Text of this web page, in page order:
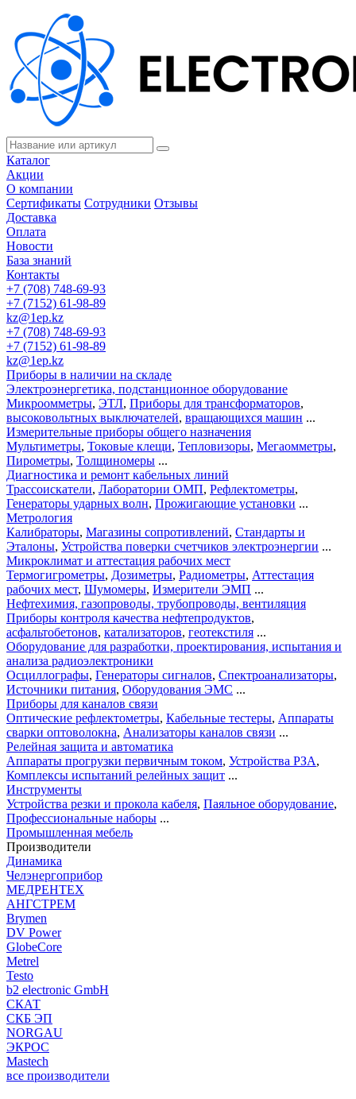
Каталог
Акции
О компании
Сертификаты Сотрудники Отзывы
Доставка
Оплата
Новости
База знаний
Контакты
+7 (708) 748-69-93
+7 (7152) 61-98-89
kz@1ep.kz
+7 (708) 748-69-93
+7 (7152) 61-98-89
kz@1ep.kz
Приборы в наличии на складе
Электроэнергетика, подстанционное оборудование
Микроомметры, ЭТЛ, Приборы для трансформаторов,
высоковольтных выключателей, вращающихся машин ...
Измерительные приборы общего назначения
Мультиметры, Токовые клещи, Тепловизоры, Мегаомметры,
Пирометры, Толщиномеры ...
Диагностика и ремонт кабельных линий
Трассоискатели, Лаборатории ОМП, Рефлектометры,
Генераторы ударных волн, Прожигающие установки ...
Метрология
Калибраторы, Магазины сопротивлений, Стандарты и
Эталоны, Устройства поверки счетчиков электроэнергии ...
Микроклимат и аттестация рабочих мест
Термогигрометры, Дозиметры, Радиометры, Аттестация
рабочих мест, Шумомеры, Измерители ЭМП ...
Нефтехимия, газопроводы, трубопроводы, вентиляция
Приборы контроля качества нефтепродуктов,
асфальтобетонов, катализаторов, геотекстиля ...
Оборудование для разработки, проектирования, испытания и
анализа радиоэлектроники
Осциллографы, Генераторы сигналов, Спектроанализаторы,
Источники питания, Оборудования ЭМС ...
Приборы для каналов связи
Оптические рефлектометры, Кабельные тестеры, Аппараты
сварки оптоволокна, Анализаторы каналов связи ...
Релейная защита и автоматика
Аппараты прогрузки первичным током, Устройства РЗА,
Комплексы испытаний релейных защит ...
Инструменты
Устройства резки и прокола кабеля, Паяльное оборудование,
Профессиональные наборы ...
Промышленная мебель
Производители
Динамика
Челэнергоприбор
МЕДРЕНТЕХ
АНГСТРЕМ
Brymen
DV Power
GlobeCore
Metrel
Testo
b2 electronic GmbH
СКАТ
СКБ ЭП
NORGAU
ЭКРОС
Mastech
все производители